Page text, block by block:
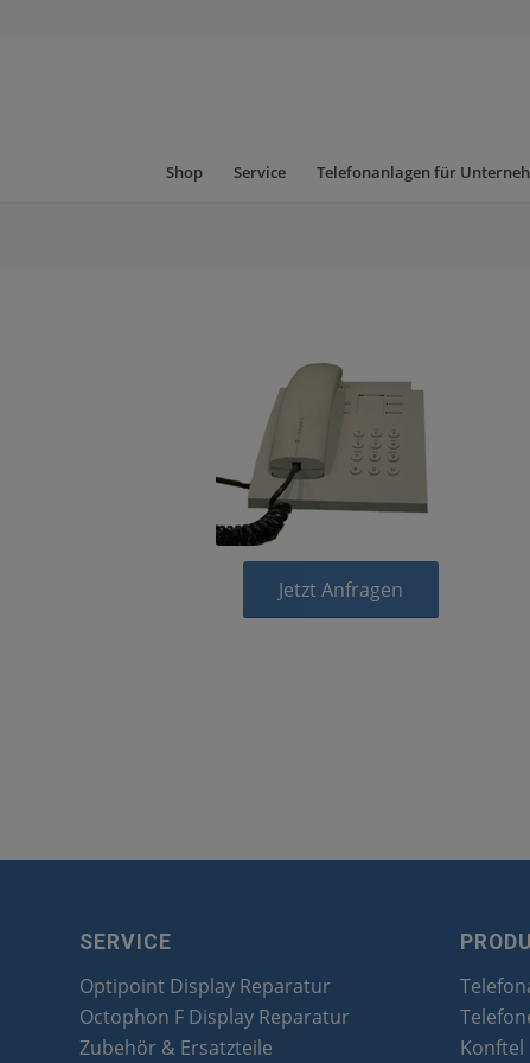
Shop Service Telefonanlagen für
Jetzt Anfragen
SERVICE
Optipoint Display Reparatur
Octophon F Display Reparatur
Zubehör & Ersatzteile
Konftel